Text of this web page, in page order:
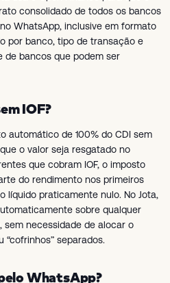
consolidado de todos os bancos
WhatsApp, inclusive em formato
por banco, tipo de transação e
de bancos que podem ser
IOF?
automático de 100% do CDI sem
o valor seja resgatado no
que cobram IOF, o imposto
do rendimento nos primeiros
líquido praticamente nulo. No Jota,
sobre qualquer
sem necessidade de alocar o
“cofrinhos” separados.
WhatsApp?